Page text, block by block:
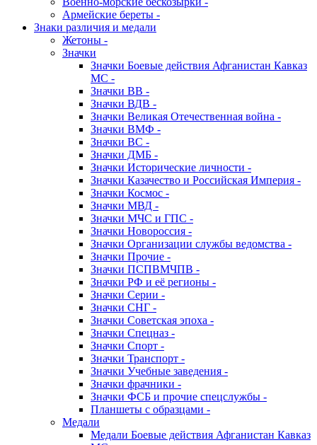
Армейские береты -
Знаки различия и медали
Жетоны -
Значки
Значки Боевые действия Афганистан Кавказ
МС -
Значки ВВ -
Значки ВДВ -
Значки Великая Отечественная война -
Значки ВМФ -
Значки ВС -
Значки ДМБ -
Значки Исторические личности -
Значки Казачество и Российская Империя -
Значки Космос -
Значки МВД -
Значки МЧС и ГПС -
Значки Новороссия -
Значки Организации службы ведомства -
Значки Прочие -
Значки ПСПВМЧПВ -
Значки РФ и её регионы -
Значки Серии -
Значки СНГ -
Значки Советская эпоха -
Значки Спецназ -
Значки Спорт -
Значки Транспорт -
Значки Учебные заведения -
Значки фрачники -
Значки ФСБ и прочие спецслужбы -
Планшеты с образцами -
Медали
Медали Боевые действия Афганистан Кавказ